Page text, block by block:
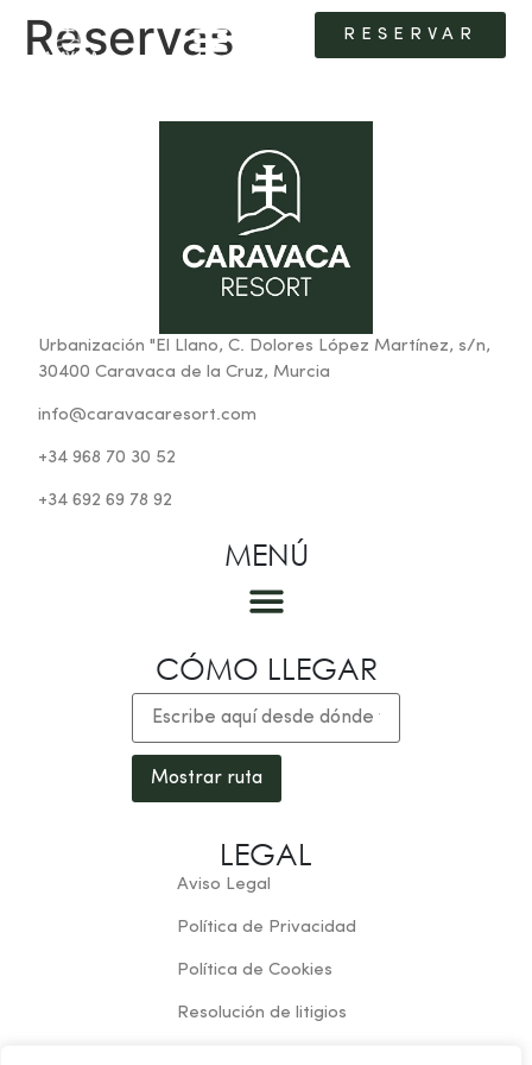
RESERVAR
RESERVAR
Reservas
Urbanización "El Llano, C. Dolores López Martínez, s/n,
30400 Caravaca de la Cruz, Murcia
info@caravacaresort.com
+34 968 70 30 52
+34 692 69 78 92
MENÚ
CÓMO LLEGAR
LEGAL
Aviso Legal
Política de Privacidad
Política de Cookies
Resolución de litigios